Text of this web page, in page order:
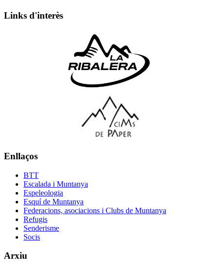
Links d'interès
Enllaços
BTT
Escalada i Muntanya
Espeleologia
Esquí de Muntanya
Federacions, asociacions i Clubs de Muntanya
Refugis
Senderisme
Socis
Arxiu